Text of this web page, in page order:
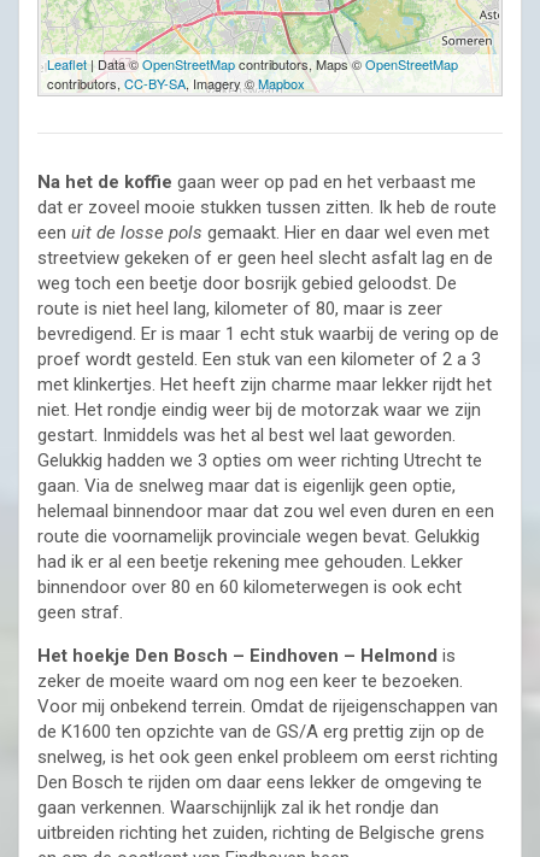
Leaflet| Data ©OpenStreetMapcontributors, Maps ©OpenStreetMap
contributors, CC-BY-SA, Imagery ©Mapbox
Na het de koffie gaan weer op pad en het verbaast me
dat er zoveel mooie stukken tussen zitten. Ik heb de route
een uit de losse pols gemaakt. Hier en daar wel even met
streetview gekeken of er geen heel slecht asfalt lag en de
weg toch een beetje door bosrijk gebied geloodst. De
route is niet heel lang, kilometer of 80, maar is zeer
bevredigend. Er is maar 1 echt stuk waarbij de vering op de
proef wordt gesteld. Een stuk van een kilometer of 2 a 3
met klinkertjes. Het heeft zijn charme maar lekker rijdt het
niet. Het rondje eindig weer bij de motorzak waar we zijn
gestart. Inmiddels was het al best wel laat geworden.
Gelukkig hadden we 3 opties om weer richting Utrecht te
gaan. Via de snelweg maar dat is eigenlijk geen optie,
helemaal binnendoor maar dat zou wel even duren en een
route die voornamelijk provinciale wegen bevat. Gelukkig
had ik er al een beetje rekening mee gehouden. Lekker
binnendoor over 80 en 60 kilometerwegen is ook echt
geen straf.
Het hoekje Den Bosch – Eindhoven – Helmond is
zeker de moeite waard om nog een keer te bezoeken.
Voor mij onbekend terrein. Omdat de rijeigenschappen van
de K1600 ten opzichte van de GS/A erg prettig zijn op de
snelweg, is het ook geen enkel probleem om eerst richting
Den Bosch te rijden om daar eens lekker de omgeving te
gaan verkennen. Waarschijnlijk zal ik het rondje dan
uitbreiden richting het zuiden, richting de Belgische grens